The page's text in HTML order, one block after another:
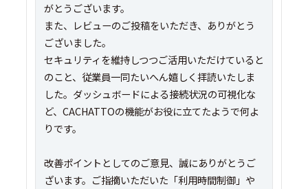
がとうございます。
また、レビューのご投稿をいただき、ありがとう
ございました。
セキュリティを維持しつつご活用いただけていると
のこと、従業員一同たいへん嬉しく拝読いたしま
した。ダッシュボードによる接続状況の可視化な
ど、CACHATTOの機能がお役に立てたようで何よ
りです。
改善ポイントとしてのご意見、誠にありがとうご
ざいます。ご指摘いただいた「利用時間制御」や